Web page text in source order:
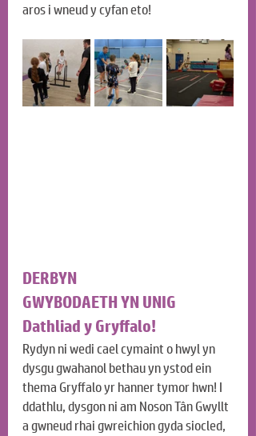
aros i wneud y cyfan eto!
DERBYN
GWYBODAETH YN UNIG
Dathliad y Gryffalo!
Rydyn ni wedi cael cymaint o hwyl yn
dysgu gwahanol bethau yn ystod ein
thema Gryffalo yr hanner tymor hwn! I
ddathlu, dysgon ni am Noson Tân Gwyllt
a gwneud rhai gwreichion gyda siocled,